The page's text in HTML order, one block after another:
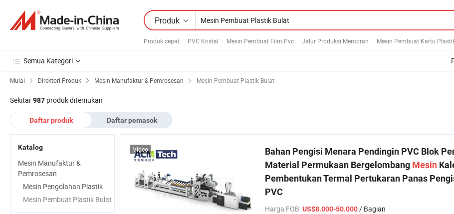
Produk
Produk cepat: PVC Kristal Mesin Pembuat Film Pvc Jalur Produksi Membran Mesin Pembuat Kartu
Semua Kategori
Mulai Direktori Produk Mesin Manufaktur & Pemrosesan Mesin Pembuat Plastik Bulat
Sekitar987 produk ditemukan
Daftar produk Daftar pemasok
Bahan Pengisi Menara Pendingin PVC Blok
Material Permukaan Bergelombang Mesin
Pembentukan Termal Pertukaran Panas
PVC
Harga FOB:US$8.000-50.000/ Bagian
Video
Katalog
Mesin Manufaktur &
Pemrosesan
Mesin Pengolahan Plastik
Mesin Pembuat Plastik Bulat